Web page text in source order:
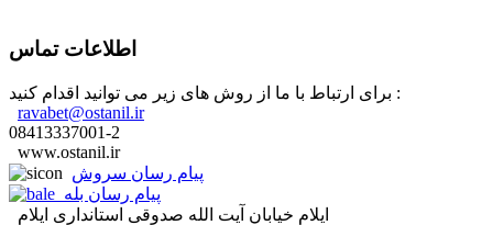
اطلاعات تماس
برای ارتباط با ما از روش های زیر می توانید اقدام کنید :
ravabet@ostanil.ir
08413337001-2
www.ostanil.ir
پیام رسان سروش
پیام رسان بله
ایلام خیابان آیت الله صدوقی استانداری ایلام